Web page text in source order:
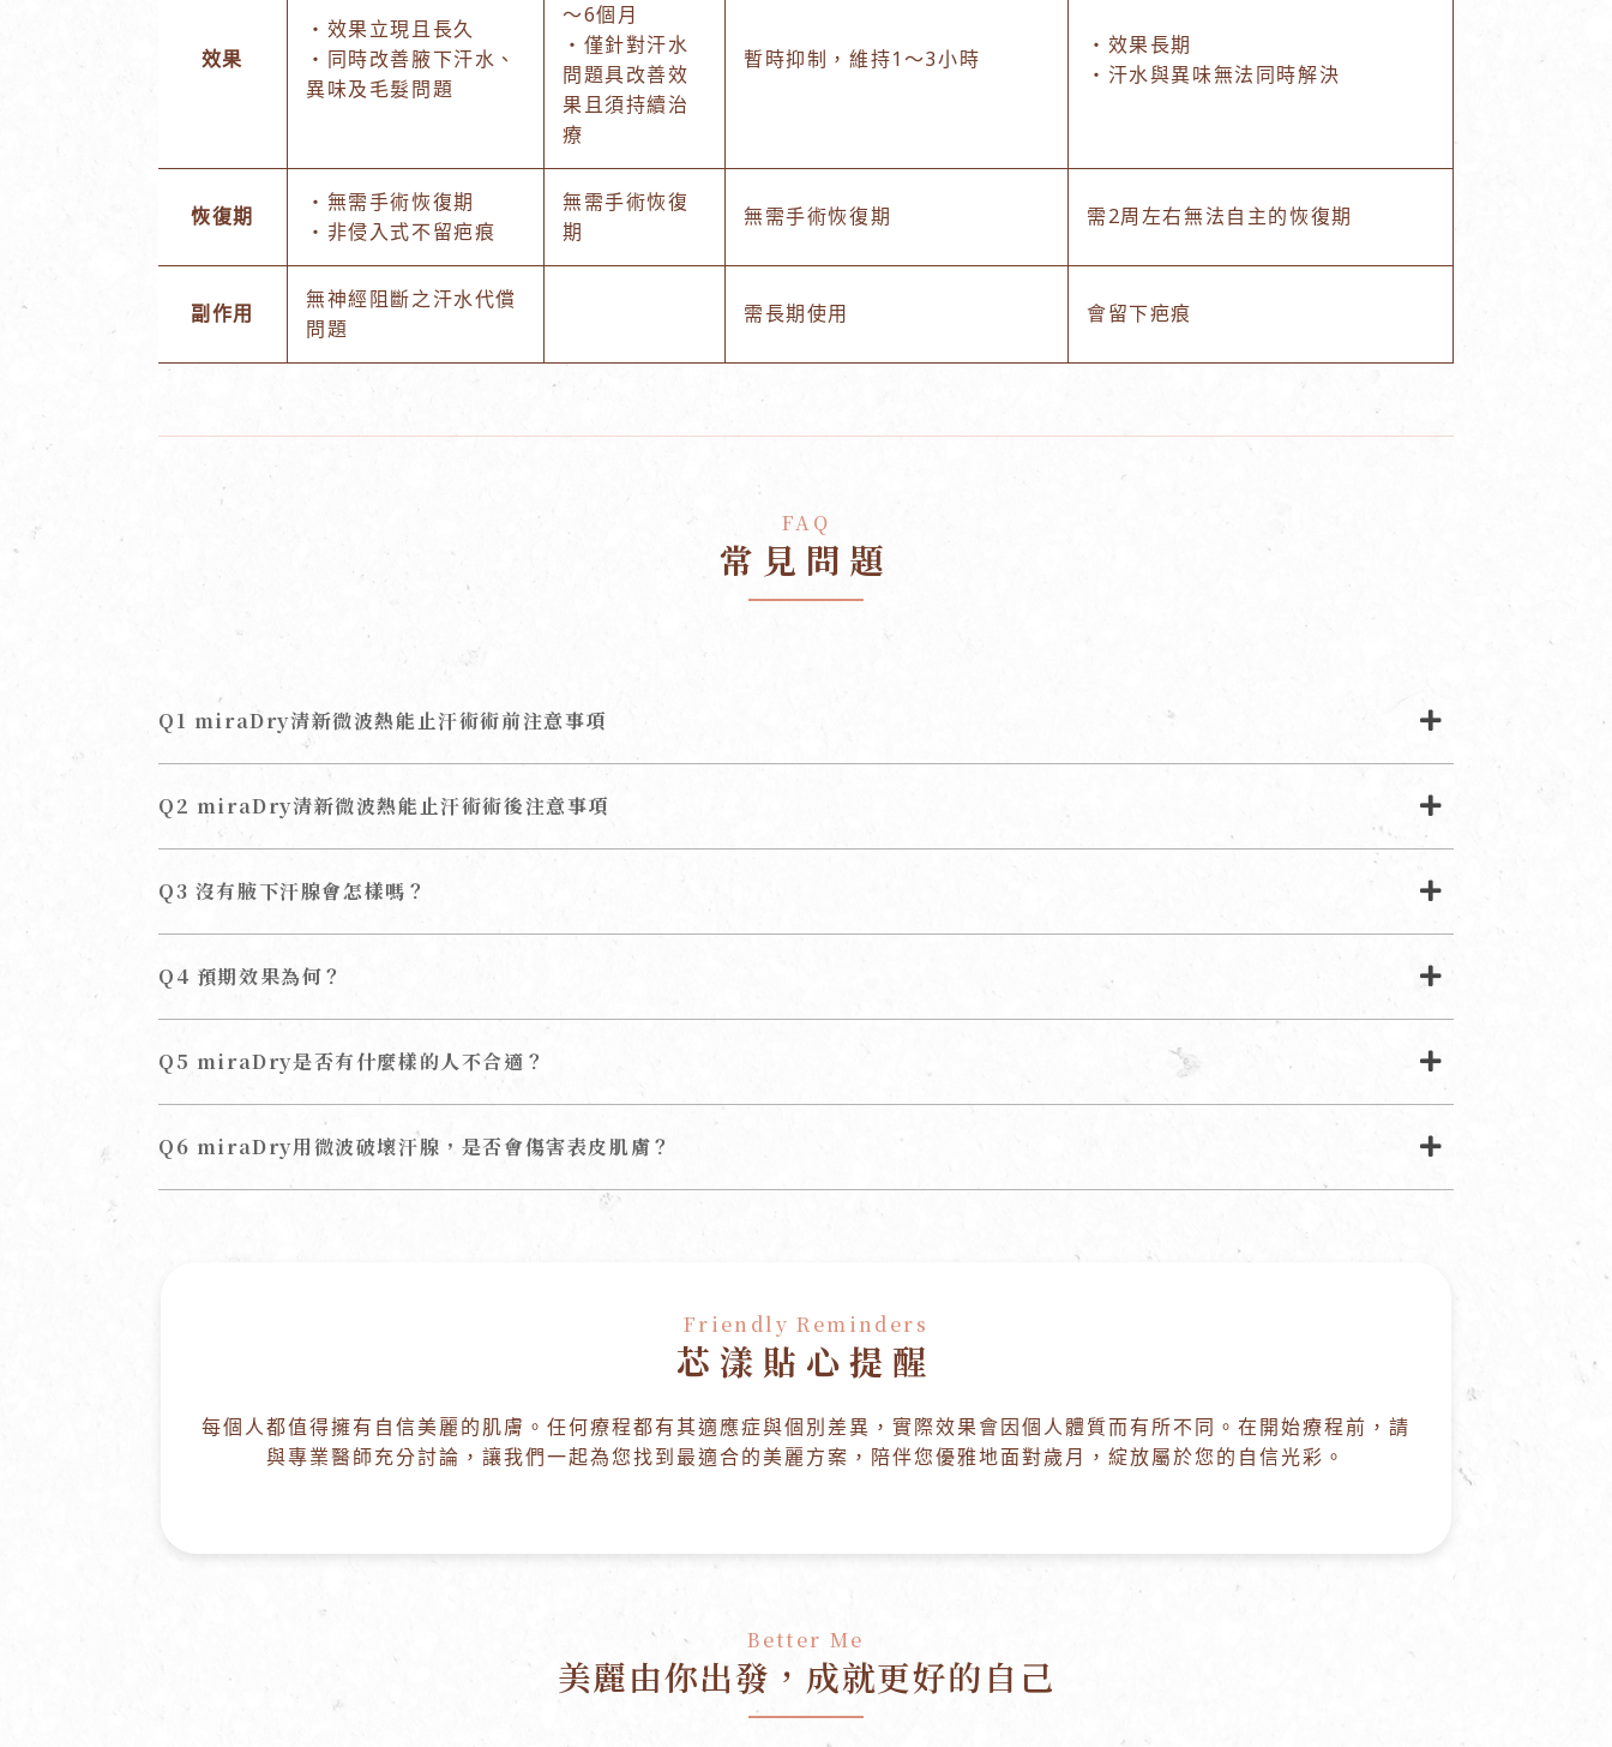
效果
・效果立現且長久
・同時改善腋下汗水、
異味及毛髮問題
～6個月
・僅針對汗水
問題具改善效
果且須持續治
療
暫時抑制，維持1～3小時
・效果長期
・汗水與異味無法同時解決
恢復期
・無需手術恢復期
・非侵入式不留疤痕
無需手術恢復
期
無需手術恢復期 需2周左右無法自主的恢復期
副作用
無神經阻斷之汗水代償
問題
需長期使用 會留下疤痕
FAQ
常見問題
Q1 miraDry清新微波熱能止汗術術前注意事項
Q2 miraDry清新微波熱能止汗術術後注意事項
Q3 沒有腋下汗腺會怎樣嗎？
Q4 預期效果為何？
Q5 miraDry是否有什麼樣的人不合適？
Q6 miraDry用微波破壞汗腺，是否會傷害表皮肌膚？
Friendly Reminders
芯漾貼心提醒
每個人都值得擁有自信美麗的肌膚。任何療程都有其適應症與個別差異，實際效果會因個人體質而有所不同。在開始療程前，請
與專業醫師充分討論，讓我們一起為您找到最適合的美麗方案，陪伴您優雅地面對歲月，綻放屬於您的自信光彩。
Better Me
美麗由你出發， 成就更好的自己